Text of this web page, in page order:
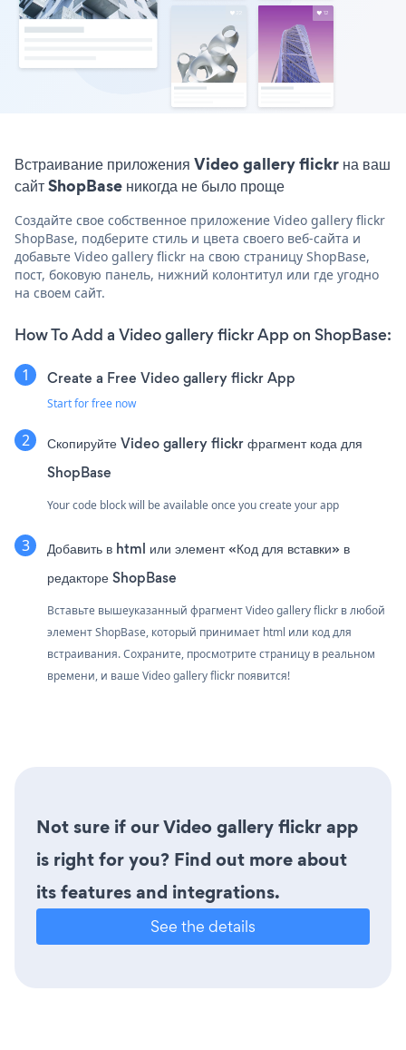
Встраивание приложения Video gallery flickr на ваш
сайт ShopBase никогда не было проще
Создайте свое собственное приложение Video gallery flickr
ShopBase, подберите стиль и цвета своего веб-сайта и
добавьте Video gallery flickr на свою страницу ShopBase,
пост, боковую панель, нижний колонтитул или где угодно
на своем сайт.
How To Add a Video gallery flickr App on ShopBase:
Create a Free Video gallery flickr App
Start for free now
Скопируйте Video gallery flickr фрагмент кода для
ShopBase
Your code block will be available once you create your app
Добавить в html или элемент «Код для вставки» в
редакторе ShopBase
Вставьте вышеуказанный фрагмент Video gallery flickr в любой
элемент ShopBase, который принимает html или код для
встраивания. Сохраните, просмотрите страницу в реальном
времени, и ваше Video gallery flickr появится!
Not sure if our Video gallery flickr app
is right for you? Find out more about
its features and integrations.
See the details